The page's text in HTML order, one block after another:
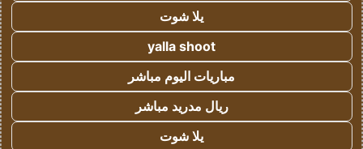
يلا شوت
yalla shoot
مباريات اليوم مباشر
ريال مدريد مباشر
يلا شوت